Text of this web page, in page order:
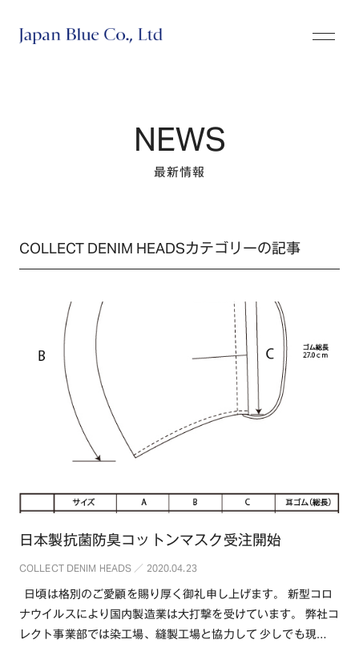
NEWS
最新情報
COLLECT DENIM HEADSカテゴリーの記事
日本製抗菌防臭コットンマスク受注開始
COLLECT DENIM HEADS ／ 2020.04.23
日頃は格別のご愛顧を賜り厚く御礼申し上げます。 新型コロ
ナウイルスにより国内製造業は大打撃を受けています。 弊社コ
レクト事業部では染工場、縫製工場と協力して 少しでも現